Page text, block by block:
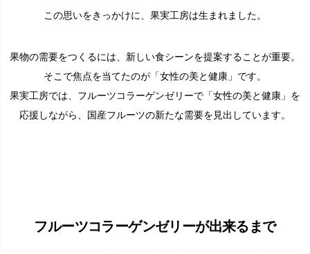
この思いをきっかけに、果実工房は生まれました。
果物の需要をつくるには、新しい食シーンを提案することが重要。
そこで焦点を当てたのが「女性の美と健康」です。
果実工房では、フルーツコラーゲンゼリーで「女性の美と健康」を
応援しながら、国産フルーツの新たな需要を見出しています。
フルーツコラーゲンゼリーが出来るまで